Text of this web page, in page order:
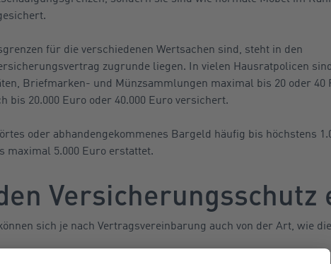
für die verschiedenen Wertsachen sind, steht in den
zugrunde liegen. In vielen Hausratpolicen
Briefmarken- und Münzsammlungen maximal bis 20 oder 40
bis 20.000 Euro oder 40.000 Euro versichert.
oder abhandengekommenes Bargeld häufig bis höchstens
maximal 5.000 Euro erstattet.
Versicherungsschutz
sich je nach Vertragsvereinbarung auch von der Art, wie